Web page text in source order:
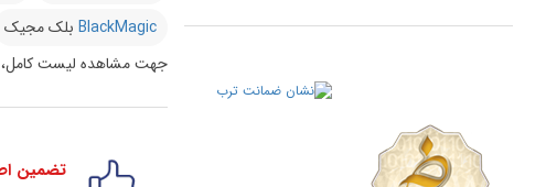
BlackMagic بلک مجیک
جهت مشاهده لیست
تضمین